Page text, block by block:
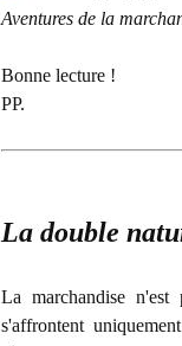
Aventures de la
Bonne lecture !
PP.
La double
La marchandise
s'affrontent